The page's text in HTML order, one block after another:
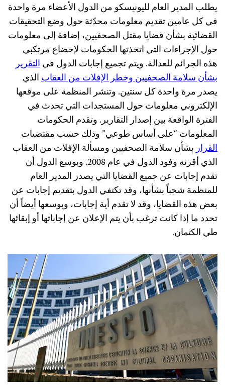
يطلب المدير العام لليونيسكو من الدول الأعضاء مرة واحدة
في كل عامين تقديم معلومات محدّثة حول وضع التحقيقات
القضائية بشأن قضايا مقتل الصحفيين، إضافة إلى معلومات
حول الإجراءات التي اتخذتها الحكومات لإخضاع مرتكبي
هذه الجرائم للعدالة. ويتم تجميع إجابات الدول فيالتقرير
بشأن سلامة الصحفيين وخطر الإفلات من العقابالذي
يصدر مرة واحدة كل سنتين. وتنشر المنظمة على موقعها
الإلكتروني معلومات حول المستجدات التي تحدث في
الفترة الواقعة بين إصدار التقارير. وتقدم الحكومات
المعلومات “على أساس طوعي” وذلك حسب مقتضيات
القراربشأن سلامة الصحفيين ومسألة الإفلات من العقاب
الذي أقرته وفود الدول في عام 2008. وبوسع الدول أن
تقدم إجابات عن جميع القضايا التي يصدر المدير العام
للمنظمة شجباً بشأنها، وقد تكتفي الدول بتقديم إجابات عن
بعض هذه القضايا، وقد لا تقدم أية إجابات، وبوسعها أيضاً أن
تحدد ما إذا كانت ترغب بأن يتم الإعلان عن إجاباتها أو إبقائها
طي الكتمان.